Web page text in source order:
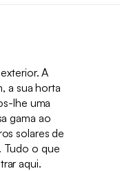
A
a sua horta
lhe uma
gama ao
solares de
Tudo o que
aqui.